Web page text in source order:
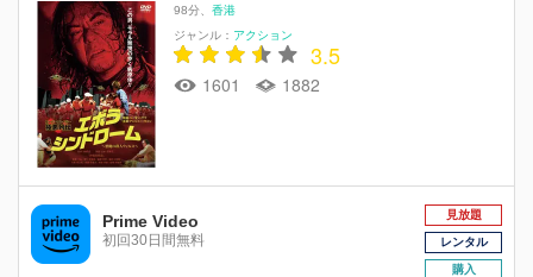
98分
香港
ジャンル： アクション
3.5
1601 1882
Prime Video
初回30日間無料
見放題
レンタル
購入